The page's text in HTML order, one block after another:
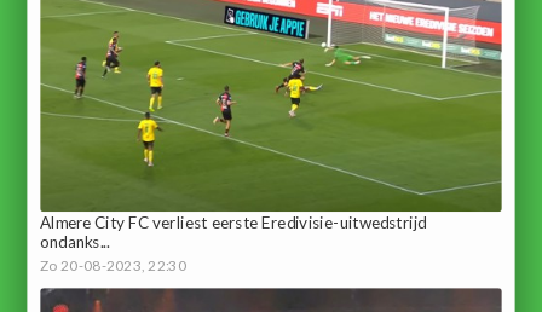
Almere City FC verliest eerste Eredivisie-uitwedstrijd
ondanks...
Zo 20-08-2023, 22:30